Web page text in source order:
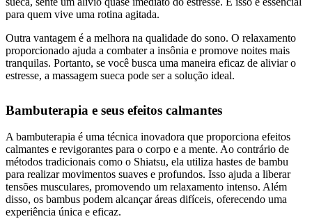
para quem vive uma rotina agitada.
Outra vantagem é a melhora na qualidade do sono. O relaxamento
proporcionado ajuda a combater a insônia e promove noites mais
tranquilas. Portanto, se você busca uma maneira eficaz de aliviar o
estresse, a massagem sueca pode ser a solução ideal.
Bambuterapia e seus efeitos calmantes
A bambuterapia é uma técnica inovadora que proporciona efeitos
calmantes e revigorantes para o corpo e a mente. Ao contrário de
métodos tradicionais como o Shiatsu, ela utiliza hastes de bambu
para realizar movimentos suaves e profundos. Isso ajuda a liberar
tensões musculares, promovendo um relaxamento intenso. Além
disso, os bambus podem alcançar áreas difíceis, oferecendo uma
experiência única e eficaz.